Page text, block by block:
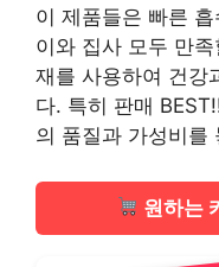
이 제품들은 빠른
이와 집사 모두 만
재를 사용하여 건강
다. 특히 판매
의 품질과 가성비를
원하는